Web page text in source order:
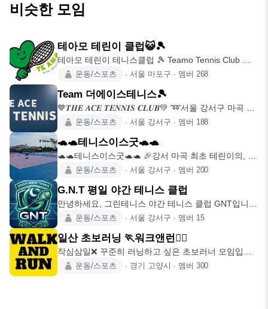
비슷한 모임
테아모 테린이 클럽😺🎾
테아모 테린이 테니스클럽 🎾 Teamo Tennis Club 마
포·고양운동/스포츠 ∙ 서울 마포구 ∙ 멤버 268
Team 더에이스테니스🎾
💙𝑻𝑯𝑬 𝑨𝑪𝑬 𝑻𝑬𝑵𝑵𝑰𝑺 𝑪𝑳𝑼𝑩💚 ➿서울 강서구 마곡 테
니스 클럽
운동/스포츠 ∙ 서울 강서구 ∙ 멤버 188
🐢🐢테니스이스굿🐢🐢
🐢🐢테니스이스굿🐢🐢 🎉강서 마곡 최초 테린이의, 테
린이에 의한, 테린이를
운동/스포츠 ∙ 서울 강서구 ∙ 멤버 200
G.N.T 평일 야간 테니스 클럽
안녕하세요, 그린테니스 야간 테니스 클럽 GNT입니
다. ​🎾모임 일정
운동/스포츠 ∙ 서울 강서구 ∙ 멤버 15
일산 초보러닝 🏃워크앤런🏃‍♀️
작심삼일❌️ 꾸준히 러닝하고 싶은 초보러너 모임입니
다🏃‍♀️ 러닝하고
운동/스포츠 ∙ 경기 고양시 ∙ 멤버 300